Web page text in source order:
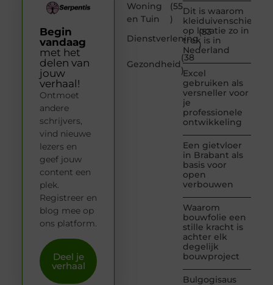
Woning
en Tuin
(55
)
Dienstverlening
(53
)
Gezondheid
(38
)
Dit is waarom
kleiduivenschieten
op locatie zo in
trek is in
Nederland
Excel
gebruiken als
versneller voor
je
professionele
ontwikkeling
Een gietvloer
in Brabant als
basis voor
open
verbouwen
Waarom
bouwfolie een
stille kracht is
achter elk
degelijk
bouwproject
Bulgogisaus
Begin
vandaag
met het
delen van
jouw
verhaal!
Ontmoet
andere
schrijvers,
vind nieuwe
lezers en
geef jouw
content een
plek.
Registreer en
blog mee op
ons platform.
Deel je
verhaal